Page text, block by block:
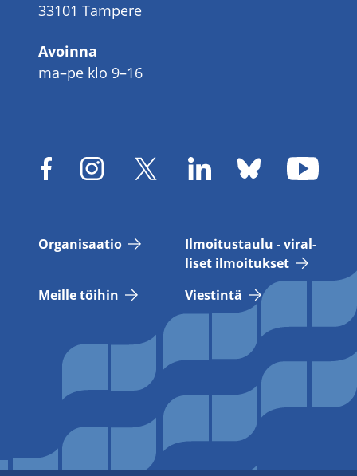
33101 Tampere
Avoinna
ma–pe klo 9–16
Or­ga­ni­saa­tio
Il­moi­tus­tau­lu - vi­ral­
li­set il­moi­tuk­set
Meil­le töi­hin
Vies­tin­tä